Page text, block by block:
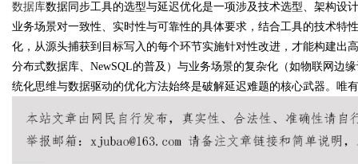
数据库数据同步工具的选型与延迟优化是一项涉及技术选型、架构设
业务场景对一致性、实时性与可靠性的具体要求，结合工具的技术特
化，从源头捕获到目标写入的每个环节实施针对性改进，才能构建出
分布式数据库、NewSQL的普及）与业务场景的复杂化（如物联网边
统化思维与数据驱动的优化方法始终是破解延迟难题的核心武器。唯